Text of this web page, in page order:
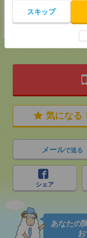
スキップ
登録交通費
★今ならご来社登録で
気になる
メールで送る
シェア
あなたの